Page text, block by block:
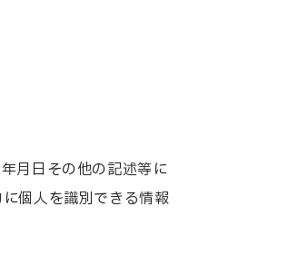
月日その他の記述等に
個人を識別できる情報